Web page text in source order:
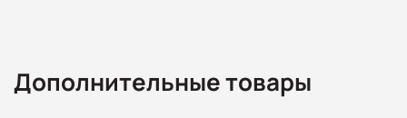
Дополнительные товары